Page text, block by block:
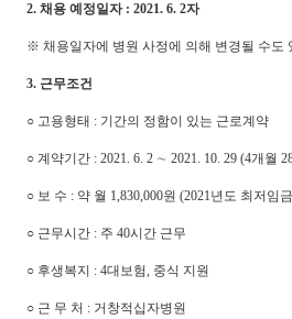
2. 채용 예정일자 : 2021. 6. 2자
※ 채용일자에 병원 사정에 의해 변경될 수도
3. 근무조건
○ 고용형태 : 기간의 정함이 있는 근로계약
○ 계약기간 : 2021. 6. 2 ∼ 2021. 10. 29 (4개월
○ 보 수 : 약 월 1,830,000원 (2021년도 최저임
○ 근무시간 : 주 40시간 근무
○ 후생복지 : 4대보험, 중식 지원
○ 근 무 처 : 거창적십자병원